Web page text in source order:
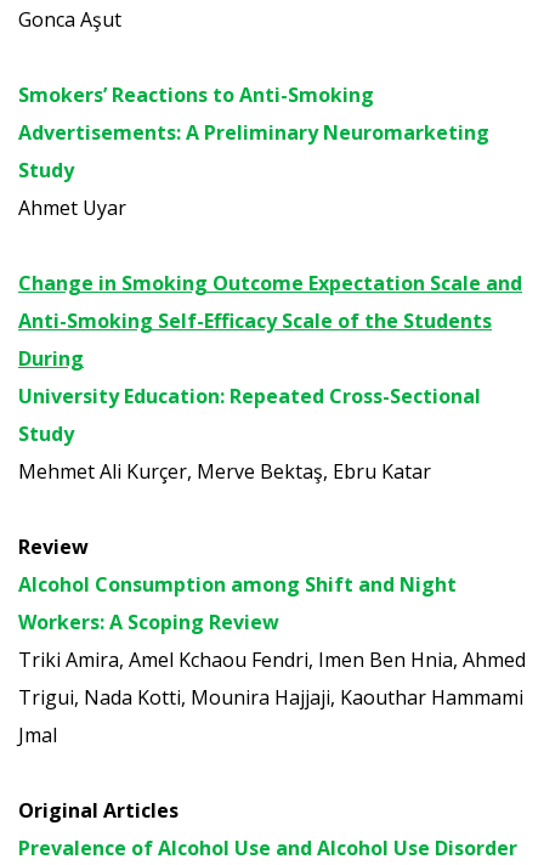
Gonca Aşut
Smokers’ Reactions to Anti-Smoking
Advertisements: A Preliminary Neuromarketing
Study
Ahmet Uyar
Change in Smoking Outcome Expectation Scale and
Anti-Smoking Self-Efficacy Scale of the Students
During
University Education: Repeated Cross-Sectional
Study
Mehmet Ali Kurçer, Merve Bektaş, Ebru Katar
Review
Alcohol Consumption among Shift and Night
Workers: A Scoping Review
Triki Amira, Amel Kchaou Fendri, Imen Ben Hnia, Ahmed
Trigui, Nada Kotti, Mounira Hajjaji, Kaouthar Hammami
Jmal
Original Articles
Prevalence of Alcohol Use and Alcohol Use Disorder